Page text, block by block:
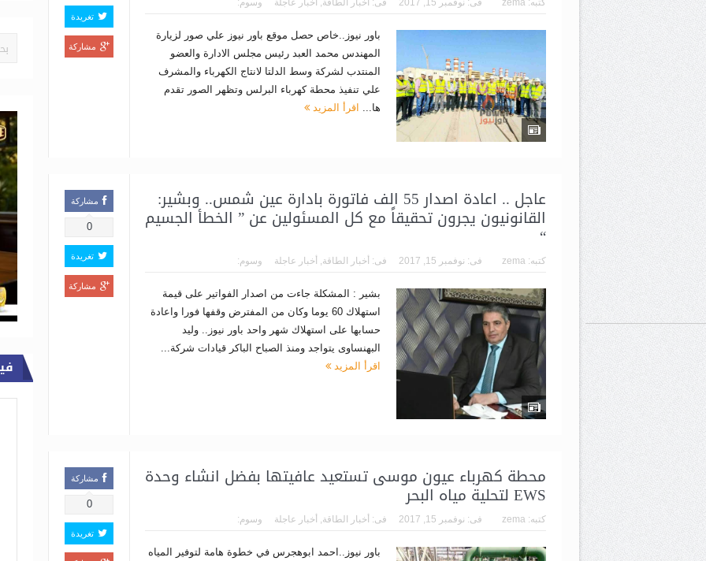
باور نيوز..خاص حصل موقع باور نيوز علي صور لزيارة
المهندس محمد العبد رئيس مجلس الادارة والعضو
المنتدب لشركة وسط الدلتا لانتاج الكهرباء والمشرف
علي تنفيذ محطة كهرباء البرلس وتظهر الصور تقدم
ها... اقرأ المزيد
تغريدة
مشاركة
عاجل .. اعادة اصدار 55 الف فاتورة بادارة عين شمس.. وبشير:
القانونيون يجرون تحقيقاً مع كل المسئولين عن ” الخطأ الجسيم
“
كتبه: zema فى: نوفمبر 15, 2017 فى: أخبار الطاقة, أخبار عاجلة وسوم:
بشير : المشكلة جاءت من اصدار الفواتير على قيمة
استهلاك 60 يوما وكان من المفترض وقفها فورا واعادة
حسابها على استهلاك شهر واحد باور نيوز.. وليد
البهنساوى يتواجد ومنذ الصباح الباكر قيادات شركة...
اقرأ المزيد
مشاركة
0
تغريدة
مشاركة
محطة كهرباء عيون موسى تستعيد عافيتها بفضل انشاء وحدة
EWS لتحلية مياه البحر
كتبه: zema فى: نوفمبر 15, 2017 فى: أخبار الطاقة أخبار عاجلة وسوم:
باور نيوز..احمد ابوهجرس في خطوة هامة لتوفير المياه
مشاركة
0
تغريدة